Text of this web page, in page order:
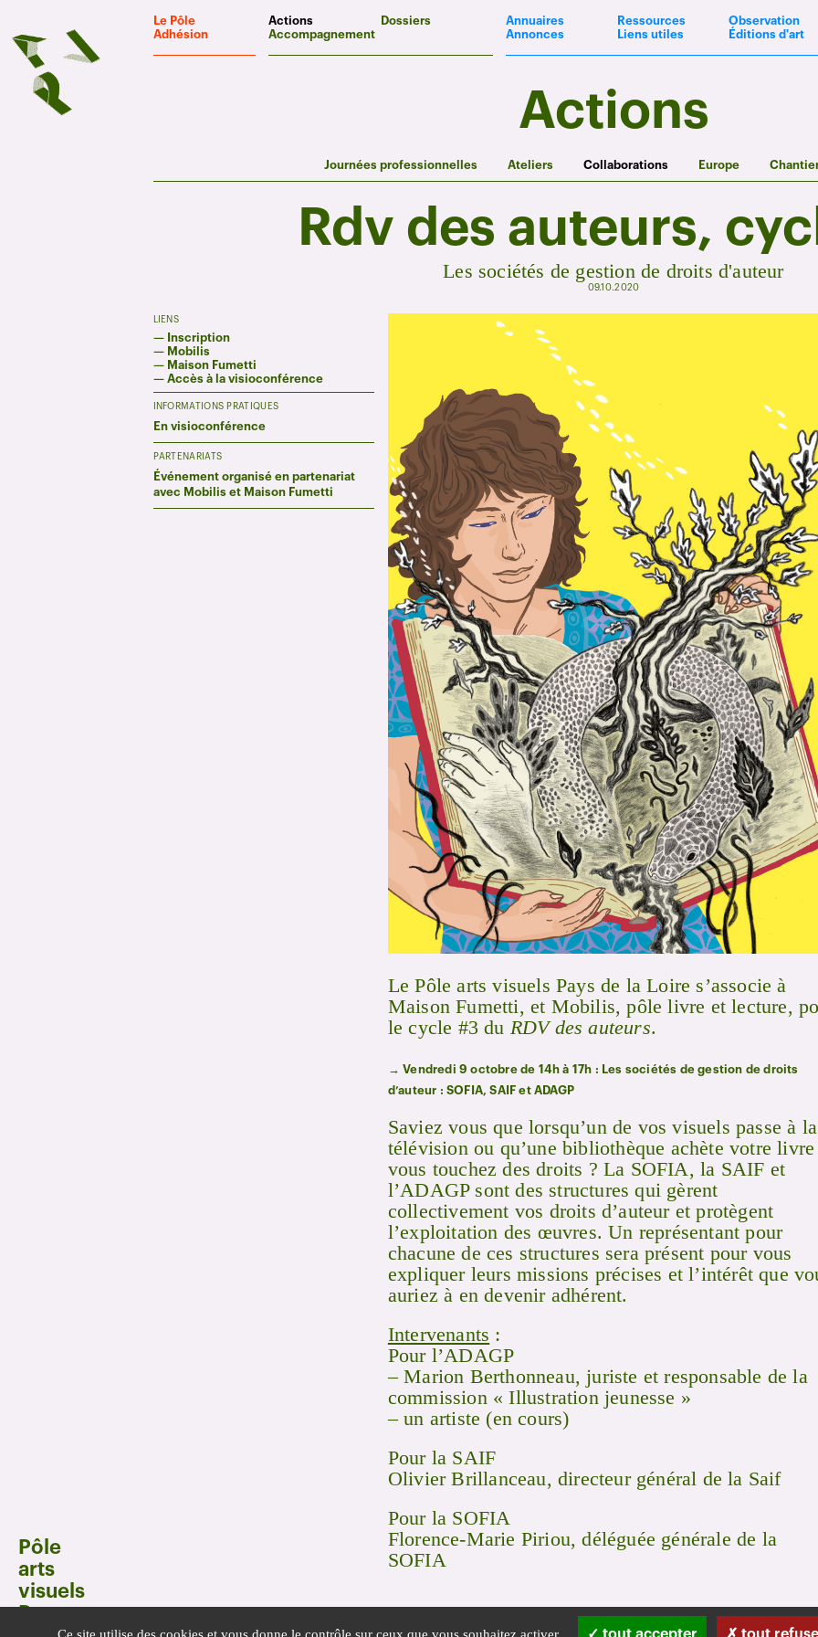
Pôle
arts
visuels
Pays
Le Pôle
Adhésion
Actions
Accompagnement
Dossiers
Annuaires
Annonces
Ressources
Liens utiles
Observation
Éditions d'art
Actions
Journées professionnelles Ateliers Collaborations Europe
Rdv des auteurs,
Les sociétés de gestion de droits d'auteur
09.10.2020
Le Pôle arts visuels Pays de la Loire s’associe à
Maison Fumetti, et Mobilis, pôle livre et lecture,
le cycle #3 du RDV des auteurs.
→ Vendredi 9 octobre de 14h à 17h : Les sociétés de gestion de droits
d’auteur : SOFIA, SAIF et ADAGP
Saviez vous que lorsqu’un de vos visuels passe à la
télévision ou qu’une bibliothèque achète votre livre
vous touchez des droits ? La SOFIA, la SAIF et
l’ADAGP sont des structures qui gèrent
collectivement vos droits d’auteur et protègent
l’exploitation des œuvres. Un représentant pour
chacune de ces structures sera présent pour vous
expliquer leurs missions précises et l’intérêt que
auriez à en devenir adhérent.
Intervenants :
Pour l’ADAGP
– Marion Berthonneau, juriste et responsable de la
commission « Illustration jeunesse »
– un artiste (en cours)
Pour la SAIF
Olivier Brillanceau, directeur général de la Saif
Pour la SOFIA
Florence-Marie Piriou, déléguée générale de la
SOFIA
LIENS
— Inscription
— Mobilis
— Maison Fumetti
— Accès à la visioconférence
INFORMATIONS PRATIQUES
En visioconférence
PARTENARIATS
Événement organisé en partenariat
avec Mobilis et Maison Fumetti
Ce site utilise des cookies et vous donne le contrôle sur ceux que vous souhaitez activer tout accepter tout